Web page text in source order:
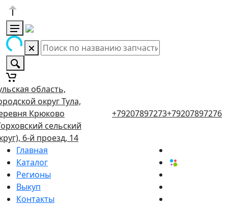
область,
округ Тула,
Крюково
сельский
6-й проезд, 14
+79207897273+79207897276
Главная
Каталог
Регионы
Выкуп
Контакты